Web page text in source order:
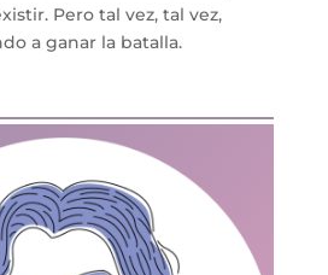
Pero tal vez, tal vez,
a ganar la batalla.